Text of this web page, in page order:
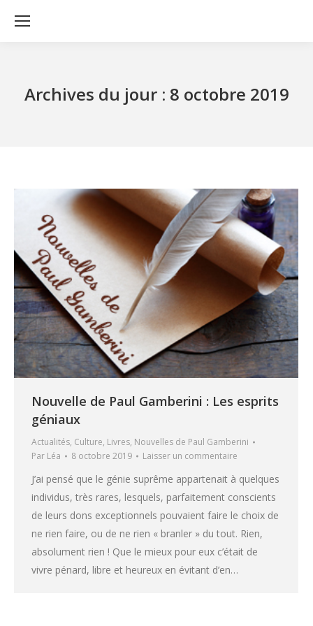
Archives du jour : 8 octobre 2019
Nouvelle de Paul Gamberini : Les esprits
géniaux
Actualités, Culture, Livres, Nouvelles de Paul Gamberini
Par Léa 8 octobre 2019 Laisser un commentaire
J’ai pensé que le génie suprême appartenait à quelques
individus, très rares, lesquels, parfaitement conscients
de leurs dons exceptionnels pouvaient faire le choix de
ne rien faire, ou de ne rien « branler » du tout. Rien,
absolument rien ! Que le mieux pour eux c’était de
vivre pénard, libre et heureux en évitant d’en…